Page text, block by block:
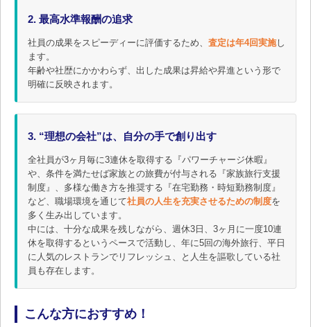
2. 最高水準報酬の追求
社員の成果をスピーディーに評価するため、 査定は年4回実施し
ます。
年齢や社歴にかかわらず、出した成果は昇給や昇進という形で
明確に反映されます。
3. “理想の会社”は、自分の手で創り出す
全社員が3ヶ月毎に3連休を取得する『パワーチャージ休暇』
や、条件を満たせば家族との旅費が付与される『家族旅行支援
制度』、多様な働き方を推奨する『在宅勤務・時短勤務制度』
など、職場環境を通じて社員の人生を充実させるための制度を
多く生み出しています。
中には、十分な成果を残しながら、週休3日、3ヶ月に一度10連
休を取得するというペースで活動し、年に5回の海外旅行、平日
に人気のレストランでリフレッシュ、と人生を謳歌している社
員も存在します。
こんな方におすすめ！